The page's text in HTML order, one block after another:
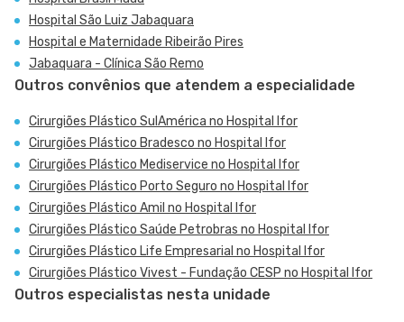
Hospital São Luiz Jabaquara
Hospital e Maternidade Ribeirão Pires
Jabaquara - Clínica São Remo
Outros convênios que atendem a especialidade
Cirurgiões Plástico SulAmérica no Hospital Ifor
Cirurgiões Plástico Bradesco no Hospital Ifor
Cirurgiões Plástico Mediservice no Hospital Ifor
Cirurgiões Plástico Porto Seguro no Hospital Ifor
Cirurgiões Plástico Amil no Hospital Ifor
Cirurgiões Plástico Saúde Petrobras no Hospital Ifor
Cirurgiões Plástico Life Empresarial no Hospital Ifor
Cirurgiões Plástico Vivest - Fundação CESP no Hospital Ifor
Outros especialistas nesta unidade